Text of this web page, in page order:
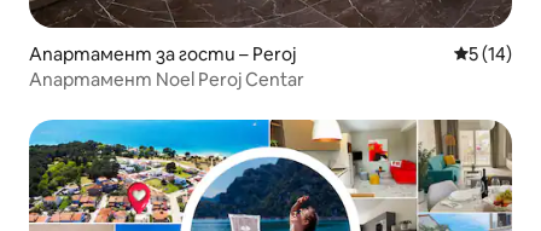
Апартамент за гости – Peroj Средна
5 (14)
Апартамент Noel Peroj Centar